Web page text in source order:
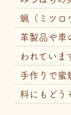
蝋（ミツロ
革製品や車
われていま
手作りで蜜
料にもどう